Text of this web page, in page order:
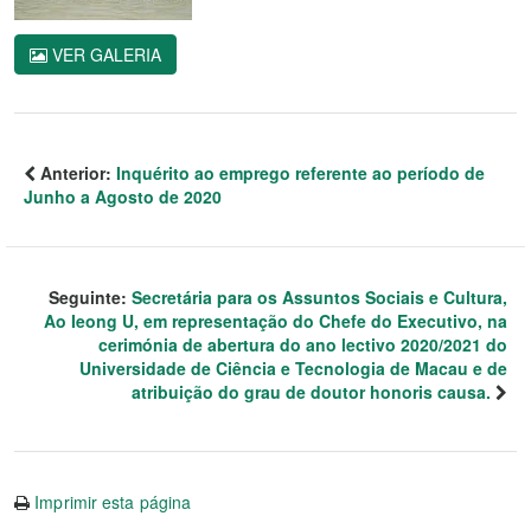
VER GALERIA
Anterior: Inquérito ao emprego referente ao período de
Junho a Agosto de 2020
Seguinte: Secretária para os Assuntos Sociais e Cultura,
Ao Ieong U, em representação do Chefe do Executivo, na
cerimónia de abertura do ano lectivo 2020/2021 do
Universidade de Ciência e Tecnologia de Macau e de
atribuição do grau de doutor honoris causa.
Imprimir esta página